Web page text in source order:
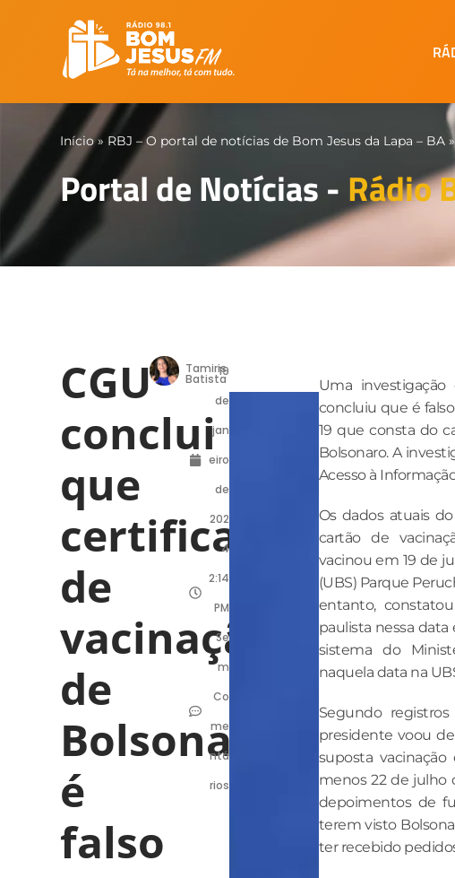
Início» RBJ – O portal de notícias de Bom Jesus da Lapa – BA
Portal de Notícias - Rádio
CGU
conclui
que
certificado
de
vacinação
de
Bolsonaro
é
falso
Tamiris
Batista
19
de
jan
eiro
de
202
4
2:14
PM
Se
m
Co
me
ntá
rios
Uma investigação
concluiu que é
19 que consta do
Bolsonaro. A
Acesso à
Os dados atuais
cartão de
vacinou em 19 de
(UBS) Parque
entanto,
paulista nessa
sistema do
naquela data na
Segundo
presidente voou
suposta
menos 22 de julho
depoimentos de
terem visto
ter recebido